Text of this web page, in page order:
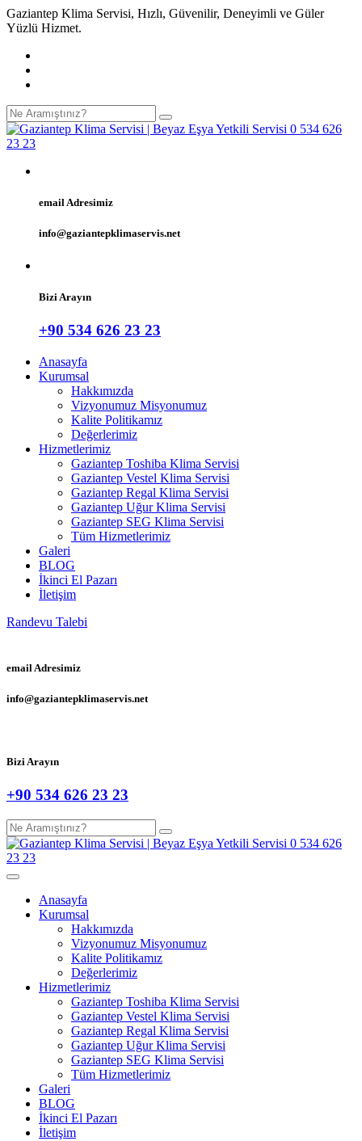
Gaziantep Klima Servisi, Hızlı, Güvenilir, Deneyimli ve Güler
Yüzlü Hizmet.
email Adresimiz
info@gaziantepklimaservis.net
Bizi Arayın
+90 534 626 23 23
Anasayfa
Kurumsal
Hakkımızda
Vizyonumuz Misyonumuz
Kalite Politikamız
Değerlerimiz
Hizmetlerimiz
Gaziantep Toshiba Klima Servisi
Gaziantep Vestel Klima Servisi
Gaziantep Regal Klima Servisi
Gaziantep Uğur Klima Servisi
Gaziantep SEG Klima Servisi
Tüm Hizmetlerimiz
Galeri
BLOG
İkinci El Pazarı
İletişim
Randevu Talebi
email Adresimiz
info@gaziantepklimaservis.net
Bizi Arayın
+90 534 626 23 23
Anasayfa
Kurumsal
Hakkımızda
Vizyonumuz Misyonumuz
Kalite Politikamız
Değerlerimiz
Hizmetlerimiz
Gaziantep Toshiba Klima Servisi
Gaziantep Vestel Klima Servisi
Gaziantep Regal Klima Servisi
Gaziantep Uğur Klima Servisi
Gaziantep SEG Klima Servisi
Tüm Hizmetlerimiz
Galeri
BLOG
İkinci El Pazarı
İletişim